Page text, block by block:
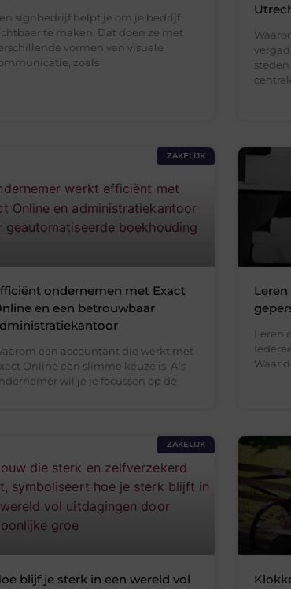
signbedrijf helpt je om je bedrijf
te maken. Dat doen ze met
vormen van visuele
zoals
ZAKELIJK
ondernemen met Exact
en een betrouwbaar
een accountant die werkt met
Online een slimme keuze is Als
wil je je focussen op de
Leren
Waar
ZAKELIJK
blijf je sterk in een wereld vol